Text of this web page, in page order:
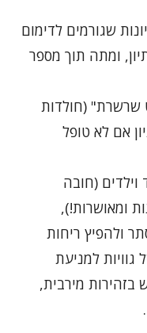
שגורמים לדימום
ומתה תוך מספר
שרשרת" (חולדות
אם לא טופל
וילדים (חובה
ומאושרות!),
ולהפיץ ריחות
גוויות למניעת
מירבית,